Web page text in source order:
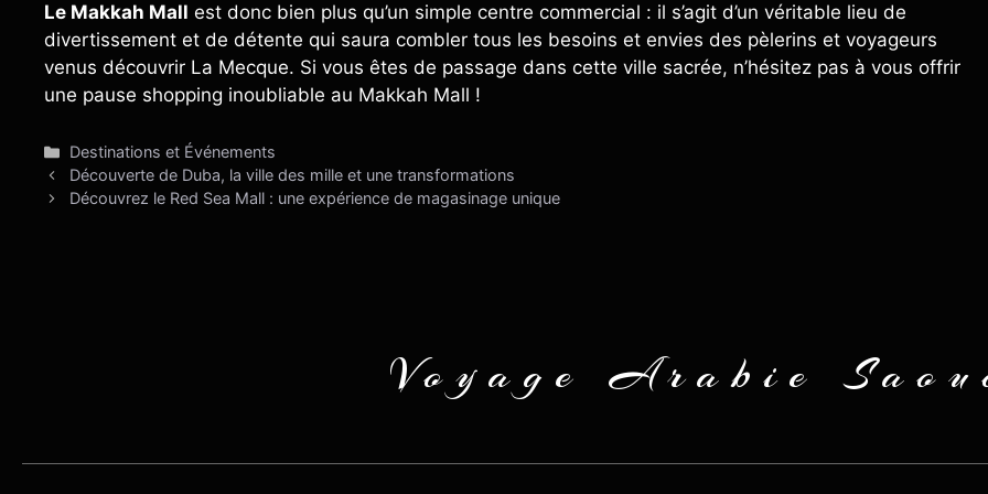
Le Makkah Mall est donc bien plus qu’un simple centre commercial : il s’agit d’un véritable lieu de
divertissement et de détente qui saura combler tous les besoins et envies des pèlerins et voyageurs
venus découvrir La Mecque. Si vous êtes de passage dans cette ville sacrée, n’hésitez pas à vous offrir
une pause shopping inoubliable au Makkah Mall !
Catégories
Destinations et Événements
Découverte de Duba, la ville des mille et une transformations
Découvrez le Red Sea Mall : une expérience de magasinage unique
Voyage Arabie